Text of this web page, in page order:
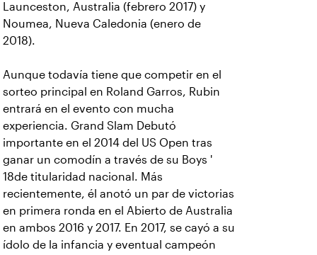
Launceston, Australia (febrero 2017) y
Noumea, Nueva Caledonia (enero de
2018).
Aunque todavía tiene que competir en el
sorteo principal en Roland Garros, Rubin
entrará en el evento con mucha
experiencia. Grand Slam Debutó
importante en el 2014 del US Open tras
ganar un comodín a través de su Boys '
18de titularidad nacional. Más
recientemente, él anotó un par de victorias
en primera ronda en el Abierto de Australia
en ambos 2016 y 2017. En 2017, se cayó a su
ídolo de la infancia y eventual campeón